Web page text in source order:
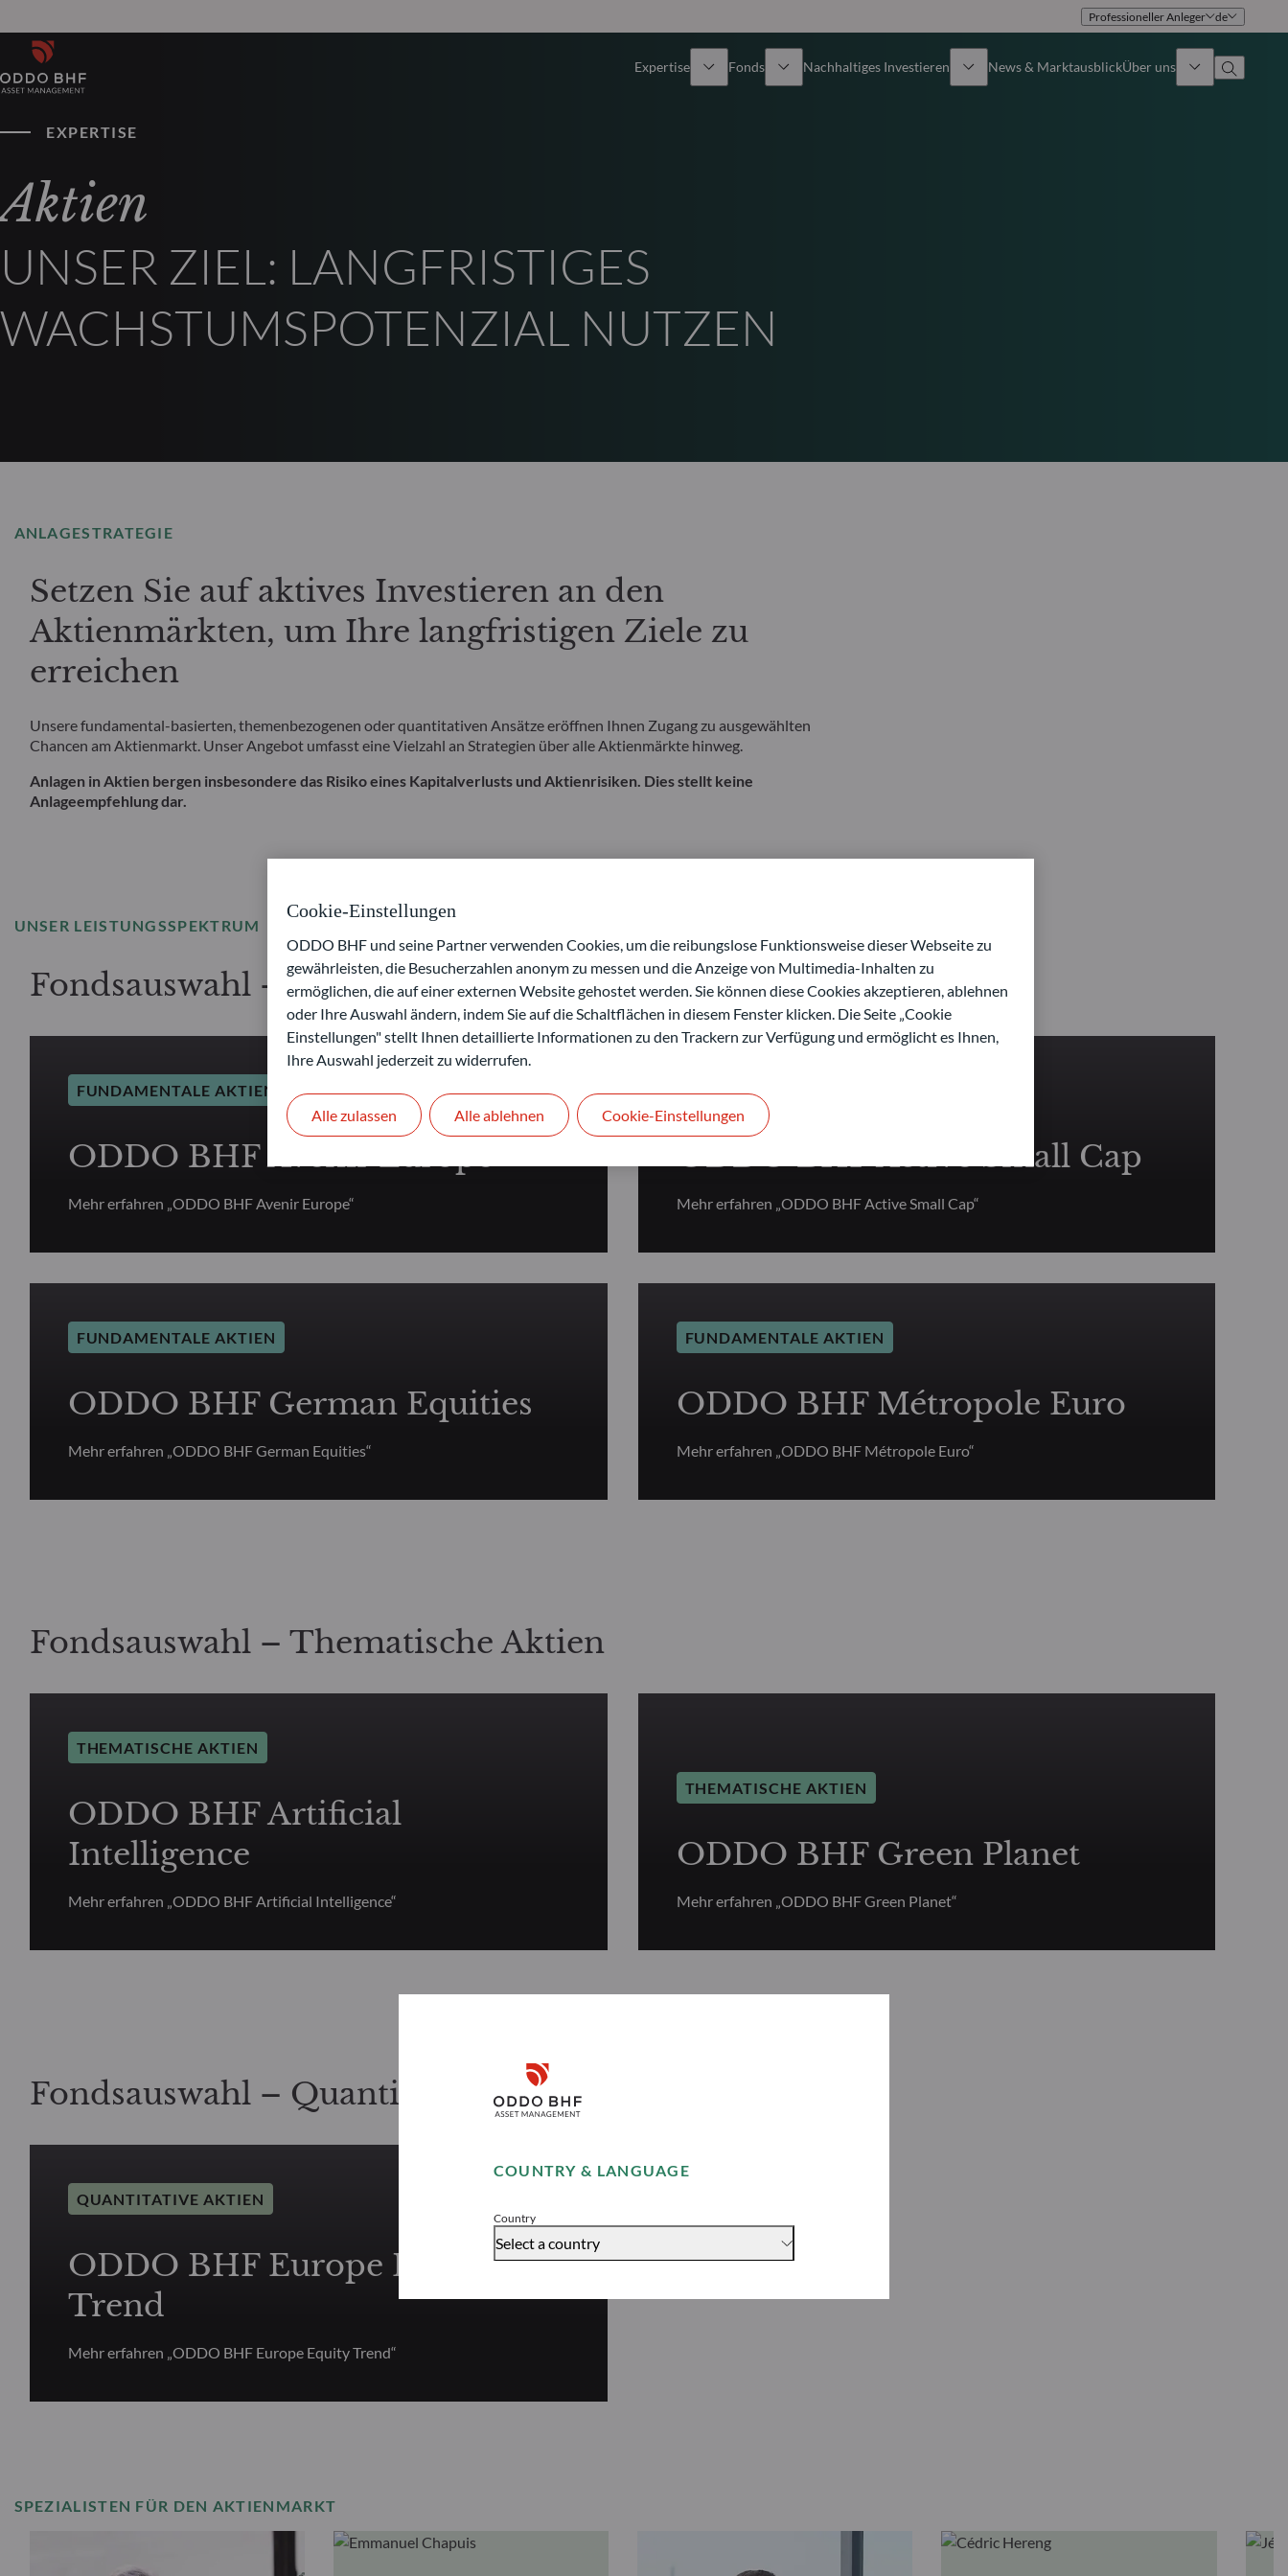
COUNTRY & LANGUAGE
Country
Select a country
Disclaimer
Accept
Professioneller Anleger de
Expertise Fonds Nachhaltiges Investieren News & MarktausblickÜber uns
EXPERTISE
Aktien
UNSER ZIEL: LANGFRISTIGES
WACHSTUMSPOTENZIAL NUTZEN
ANLAGESTRATEGIE
Setzen Sie auf aktives Investieren an den
Aktienmärkten, um Ihre langfristigen Ziele zu
erreichen
Unsere fundamental-basierten, themenbezogenen oder quantitativen Ansätze eröffnen Ihnen Zugang zu ausgewählten
Chancen am Aktienmarkt. Unser Angebot umfasst eine Vielzahl an Strategien über alle Aktienmärkte hinweg.
Anlagen in Aktien bergen insbesondere das Risiko eines Kapitalverlusts und Aktienrisiken. Dies stellt keine
Anlageempfehlung dar.
UNSER LEISTUNGSSPEKTRUM
Fondsauswahl – Fundamentale Aktien
FUNDAMENTALE AKTIEN
ODDO BHF Avenir Europe
Mehr erfahren „ODDO BHF Avenir Europe“
FUNDAMENTALE AKTIEN
ODDO BHF Active Small Cap
Mehr erfahren „ODDO BHF Active Small Cap“
FUNDAMENTALE AKTIEN
ODDO BHF German Equities
Mehr erfahren „ODDO BHF German Equities“
FUNDAMENTALE AKTIEN
ODDO BHF Métropole Euro
Mehr erfahren „ODDO BHF Métropole Euro“
Fondsauswahl – Thematische Aktien
THEMATISCHE AKTIEN
ODDO BHF Artificial
Intelligence
Mehr erfahren „ODDO BHF Artificial Intelligence“
THEMATISCHE AKTIEN
ODDO BHF Green Planet
Mehr erfahren „ODDO BHF Green Planet“
Fondsauswahl – Quantitative Aktien
QUANTITATIVE AKTIEN
ODDO BHF Europe Equity
Trend
Mehr erfahren „ODDO BHF Europe Equity Trend“
SPEZIALISTEN FÜR DEN AKTIENMARKT
Cookie-Einstellungen
ODDO BHF und seine Partner verwenden Cookies, um die reibungslose Funktionsweise dieser Webseite zu
gewährleisten, die Besucherzahlen anonym zu messen und die Anzeige von Multimedia-Inhalten zu
ermöglichen, die auf einer externen Website gehostet werden. Sie können diese Cookies akzeptieren, ablehnen
oder Ihre Auswahl ändern, indem Sie auf die Schaltflächen in diesem Fenster klicken. Die Seite „Cookie
Einstellungen" stellt Ihnen detaillierte Informationen zu den Trackern zur Verfügung und ermöglicht es Ihnen,
Ihre Auswahl jederzeit zu widerrufen.
Alle ablehnen
Alle zulassen Cookie-Einstellungen